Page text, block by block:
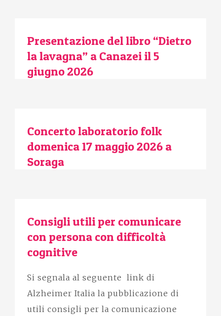
Presentazione del libro “Dietro
la lavagna” a Canazei il 5
giugno 2026
Concerto laboratorio folk
domenica 17 maggio 2026 a
Soraga
Consigli utili per comunicare
con persona con difficoltà
cognitive
Si segnala al seguente link di
Alzheimer Italia la pubblicazione di
utili consigli per la comunicazione